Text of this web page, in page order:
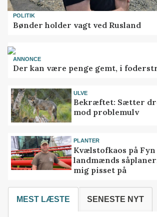
POLITIK
Bønder holder vagt ved Rusland
ANNONCE
Der kan være penge gemt, i
ULVE
Bekræftet: Sætter
mod problemulv
PLANTER
Kvælstofkaos på
landmænds
mig pisset på
MEST LÆSTE SENESTE NYT